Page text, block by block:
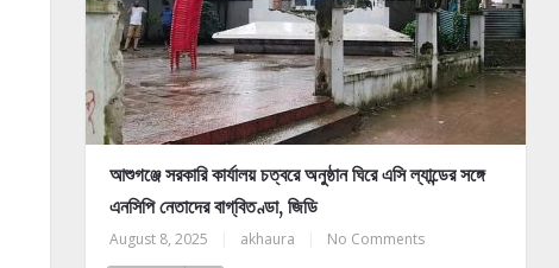
আশুগঞ্জে সরকারি কার্যালয় চত্বরে অনুষ্ঠান ঘিরে এসি ল্যান্ডের সঙ্গে
এনসিপি নেতাদের বাগ্‌বিতণ্ডা, জিডি
August 8, 2025 akhaura No Comments